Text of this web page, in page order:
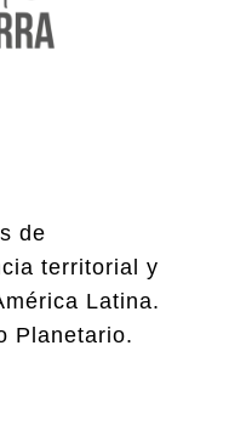
de
territorial y
Latina.
Planetario.